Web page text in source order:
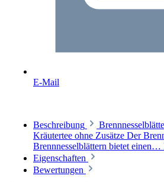
E-Mail
Beschreibung
Kräutertee ohne Zusätze Der
Brennnesselblättern bietet einen…
Eigenschaften
Bewertungen